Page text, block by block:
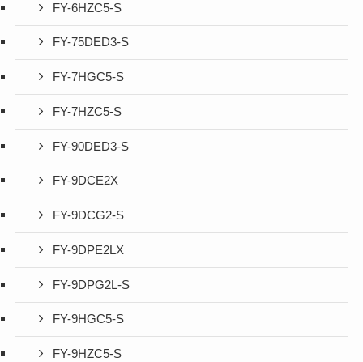
FY-6HZC5-S
FY-75DED3-S
FY-7HGC5-S
FY-7HZC5-S
FY-90DED3-S
FY-9DCE2X
FY-9DCG2-S
FY-9DPE2LX
FY-9DPG2L-S
FY-9HGC5-S
FY-9HZC5-S